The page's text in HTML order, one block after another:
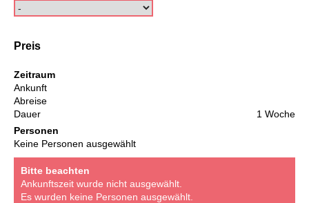
Preis
Zeitraum
Ankunft
Abreise
Dauer
1 Woche
Personen
Keine Personen ausgewählt
Bitte beachten
Ankunftszeit wurde nicht ausgewählt.
Es wurden keine Personen ausgewählt.